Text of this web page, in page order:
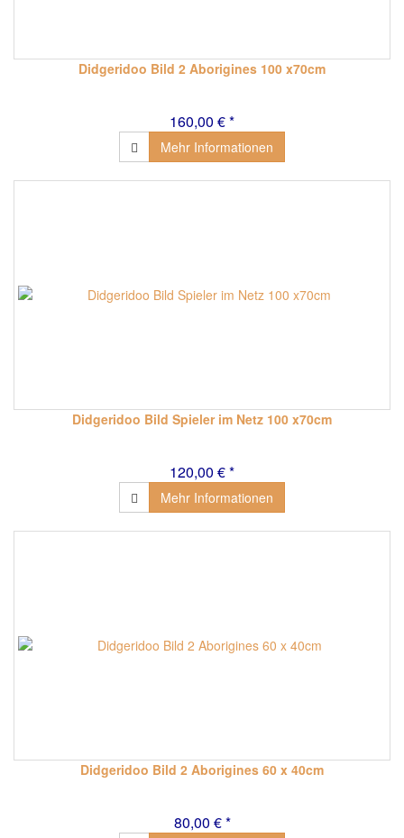
Didgeridoo Bild 2 Aborigines 100 x70cm
160,00 € *
Mehr Informationen
Didgeridoo Bild Spieler im Netz 100 x70cm
120,00 € *
Mehr Informationen
Didgeridoo Bild 2 Aborigines 60 x 40cm
80,00 € *